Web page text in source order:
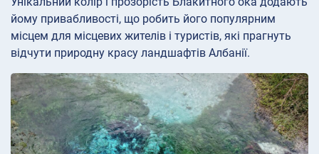
йому привабливості, що робить його популярним
місцем для місцевих жителів і туристів, які прагнуть
відчути природну красу ландшафтів Албанії.